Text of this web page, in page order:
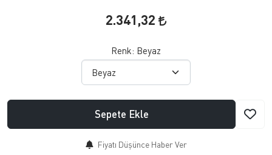
2.341,32
Renk: Beyaz
Sepete Ekle
Fiyatı Düşünce Haber Ver